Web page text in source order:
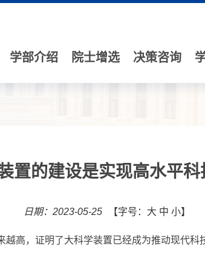
学部介绍 院士增选 决策咨询
置的建设是实现高水平
日期：2023-05-25 【字号： 大 中 小】
越高，证明了大科学装置已经成为推动现代科